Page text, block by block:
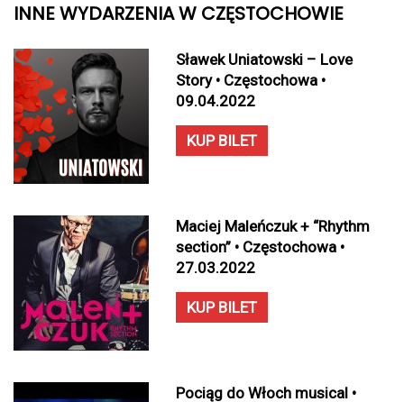
INNE WYDARZENIA W CZĘSTOCHOWIE
Sławek Uniatowski – Love
Story • Częstochowa •
09.04.2022
KUP BILET
Maciej Maleńczuk + “Rhythm
section” • Częstochowa •
27.03.2022
KUP BILET
Pociąg do Włoch musical •